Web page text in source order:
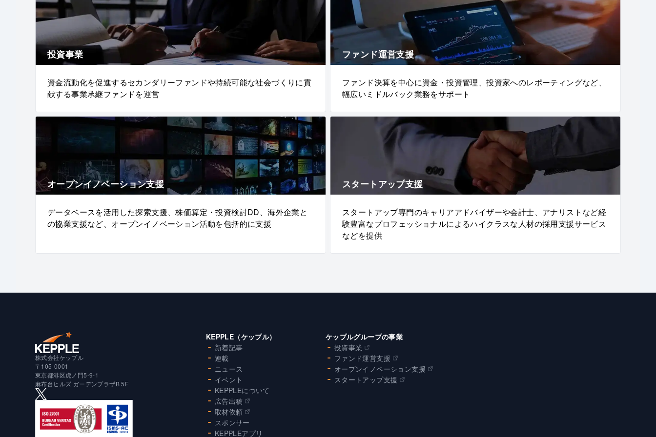
投資事業
資金流動化を促進するセカンダリーファンドや持続可能な社会づくりに貢
献する事業承継ファンドを運営
ファンド運営支援
ファンド決算を中心に資金・投資管理、投資家へのレポーティングなど、
幅広いミドルバック業務をサポート
オープンイノベーション支援
データベースを活用した探索支援、株価算定・投資検討DD、海外企業と
の協業支援など、オープンイノベーション活動を包括的に支援
スタートアップ支援
スタートアップ専門のキャリアアドバイザーや会計士、アナリストなど経
験豊富なプロフェッショナルによるハイクラスな人材の採用支援サービス
などを提供
株式会社ケップル
〒105-0001
東京都港区虎ノ門5-9-1
麻布台ヒルズ ガーデンプラザB 5F
KEPPLE（ケップル）
新着記事
連載
ニュース
イベント
KEPPLEについて
広告出稿
取材依頼
スポンサー
KEPPLEアプリ
ケップルグループの事業
投資事業
ファンド運営支援
オープンイノベーション支援
スタートアップ支援